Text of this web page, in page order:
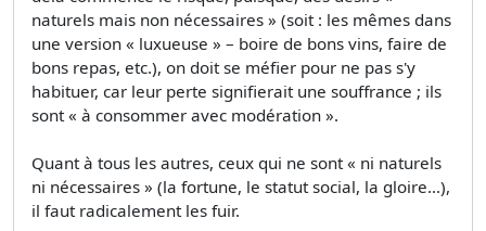
naturels mais non nécessaires » (soit : les mêmes dans
une version « luxueuse » – boire de bons vins, faire de
bons repas, etc.), on doit se méfier pour ne pas s'y
habituer, car leur perte signifierait une souffrance ; ils
sont « à consommer avec modération ».
Quant à tous les autres, ceux qui ne sont « ni naturels
ni nécessaires » (la fortune, le statut social, la gloire...),
il faut radicalement les fuir.